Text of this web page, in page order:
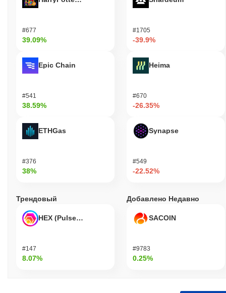
#677
39.09%
Epic Chain
#541
38.59%
ETHGas
#376
38%
#1705
-39.9%
Heima
#670
-26.35%
Synapse
#549
-22.52%
Трендовый
HEX (Pulsechain)
#147
8.07%
Добавлено Недавно
SACOIN
#9783
0.25%